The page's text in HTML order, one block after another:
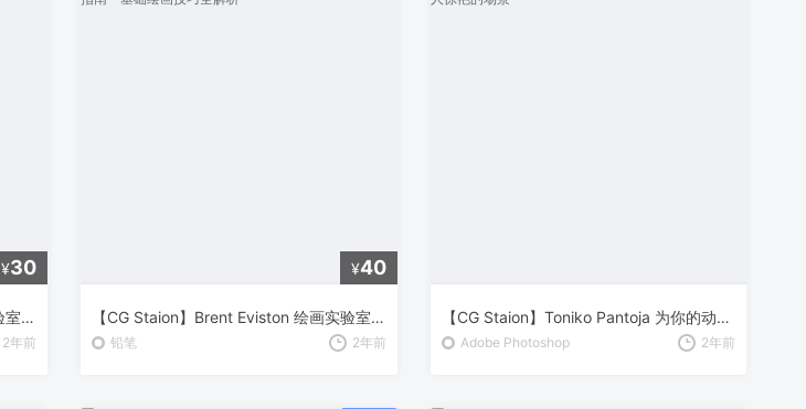
¥30
【CG Staion】Brent Eviston 绘画实验室：初学者指南 – 掌握线条的艺术
2年前
¥40
【CG Staion】Brent Eviston 绘画实验室：初学者指南 – 基础绘画技巧全解析
铅笔 2年前
【CG Staion】Toniko Pantoja 为你的动画创造令人惊艳的场景
Adobe Photoshop 2年前